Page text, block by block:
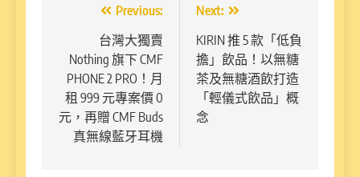
導
覽
Previous:
台灣大獨賣
Nothing 旗下 CMF
PHONE 2 PRO！月
租 999 元專案價 0
元，再贈 CMF Buds
真無線藍牙耳機
Next:
KIRIN 推 5 款「低負
擔」飲品！以無糖
茶及無糖酒飲打造
「輕儀式飲品」概
念